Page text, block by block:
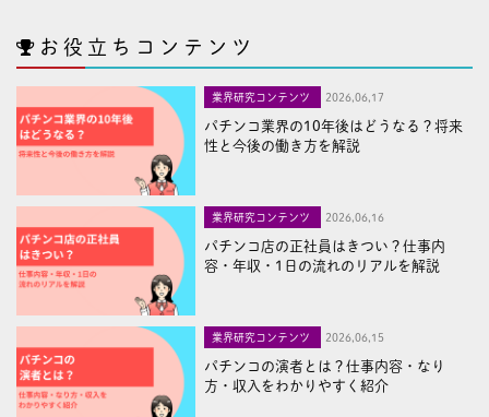
お役立ちコンテンツ
業界研究コンテンツ 2026,06,17
パチンコ業界の10年後はどうなる？将来
性と今後の働き方を解説
業界研究コンテンツ 2026,06,16
パチンコ店の正社員はきつい？仕事内
容・年収・1日の流れのリアルを解説
業界研究コンテンツ 2026,06,15
パチンコの演者とは？仕事内容・なり
方・収入をわかりやすく紹介